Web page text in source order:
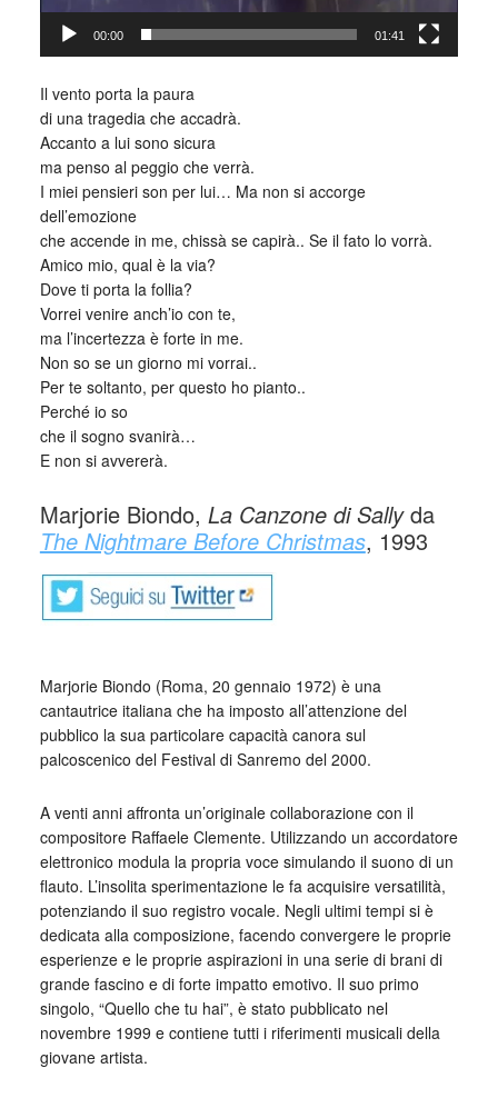
00:00 01:41
Il vento porta la paura
di una tragedia che accadrà.
Accanto a lui sono sicura
ma penso al peggio che verrà.
I miei pensieri son per lui… Ma non si accorge
dell’emozione
che accende in me, chissà se capirà.. Se il fato lo vorrà.
Amico mio, qual è la via?
Dove ti porta la follia?
Vorrei venire anch’io con te,
ma l’incertezza è forte in me.
Non so se un giorno mi vorrai..
Per te soltanto, per questo ho pianto..
Perché io so
che il sogno svanirà…
E non si avvererà.
Marjorie Biondo, La Canzone di Sallyda
The Nightmare Before Christmas, 1993
Marjorie Biondo (Roma, 20 gennaio 1972) è una
cantautrice italiana che ha imposto all’attenzione del
pubblico la sua particolare capacità canora sul
palcoscenico del Festival di Sanremo del 2000.
A venti anni affronta un’originale collaborazione con il
compositore Raffaele Clemente. Utilizzando un accordatore
elettronico modula la propria voce simulando il suono di un
flauto. L’insolita sperimentazione le fa acquisire versatilità,
potenziando il suo registro vocale. Negli ultimi tempi si è
dedicata alla composizione, facendo convergere le proprie
esperienze e le proprie aspirazioni in una serie di brani di
grande fascino e di forte impatto emotivo. Il suo primo
singolo, “Quello che tu hai”, è stato pubblicato nel
novembre 1999 e contiene tutti i riferimenti musicali della
giovane artista.